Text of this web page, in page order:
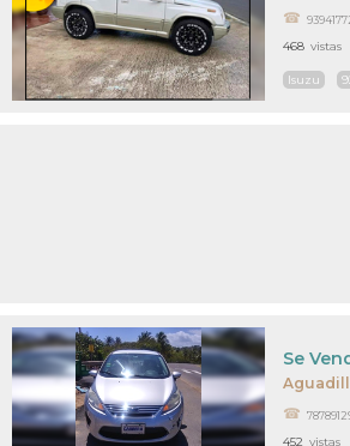
Isuzu
468 vistas
Se
452 vistas